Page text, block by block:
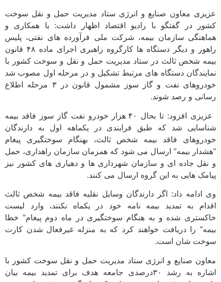
عزیزی معاون صنایع و انرژی ستاد مدیریت حمل و نقل سوخت
کشور در گفتگو با رادیو اقتصاد اظهار داشت: با همکاری و
هماهنگی سازمان بیمه، شرکت ملی فرآورده های نفتی، پلیس
راهور و دیگر دستگاه ها کارگروه راهبری اجرای ماده ۴۸ قانون
بیمه شخص ثالث در ستاد مدیریت حمل و نقل و سوخت کشور با
نمایندگان دستگاه های مرتبط تشکیل و در مرحله اول مصوب شد
خودروهای نفت و گاز سوز مشمول قانون در ۳ مرحله اطلاع
رسانی و رصد شوند.
عزیزی افزود: تا بحال ۴۰ هزار خودرو نفت گاز سوز فاقد بیمه
شناسایی شد که طبق فرایندی در یکماهه اول به دارندگان
خودروهای فاقد بیمه شخص ثالث، بهنگام سوختگیری پیغام
“هشدار بیمه” ارسال می شود که همزمان سازمان راهداری، حمل
و نقل جاده ای و سازمان شهرداری ها و دهیاری های کشور نیز
پیامک هایی به این گروه ارسال می کنند.
وی ادامه داد: اگر دارندگان وسایل نقلیه فاقد بیمه شخص ثالث
اقدام به تمدید بیمه نامه خود در یکماه نکنند، وارد لیست
خاکستری شده و به هنگام سوختگیری در ماه دوم پیغام” خطا
بیمه” را دریافت خواهند کرد که به منزله غیرفعال شدن کارت
سوخت شان است.
معاون صنایع و انرژی ستاد مدیریت حمل و نقل سوخت کشور با
اشاره به رشد ۳۰درصدی جامعه هدف برای تمدید بیمه بیان